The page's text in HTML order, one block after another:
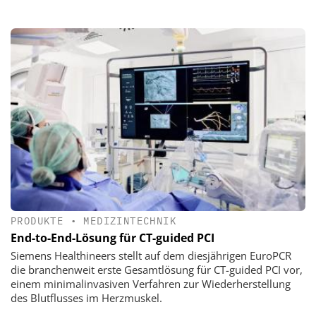
PRODUKTE • MEDIZINTECHNIK
End-to-End-Lösung für CT-guided PCI
Siemens Healthineers stellt auf dem diesjährigen EuroPCR
die branchenweit erste Gesamtlösung für CT-guided PCI vor,
einem minimalinvasiven Verfahren zur Wiederherstellung
des Blutflusses im Herzmuskel.